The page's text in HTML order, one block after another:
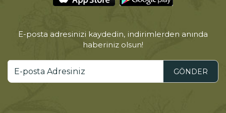
E-posta adresinizi kaydedin, indirimlerden anında
haberiniz olsun!
GÖNDER